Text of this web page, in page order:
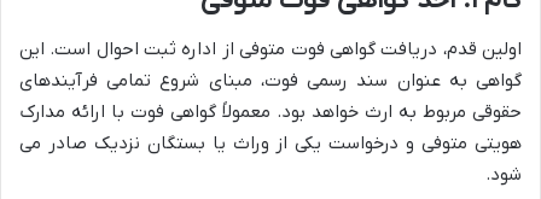
اولین قدم، دریافت گواهی فوت متوفی از اداره ثبت احوال است. این
گواهی به عنوان سند رسمی فوت، مبنای شروع تمامی فرآیندهای
حقوقی مربوط به ارث خواهد بود. معمولاً گواهی فوت با ارائه مدارک
هویتی متوفی و درخواست یکی از وراث یا بستگان نزدیک صادر می
شود.